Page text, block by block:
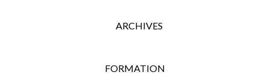
ARCHIVES
FORMATION